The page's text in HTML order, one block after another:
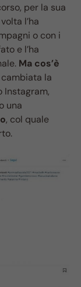
per la sua
l’ha
o con i
e l’ha
Ma cos’è
cambiata la
Instagram,
una
, col quale